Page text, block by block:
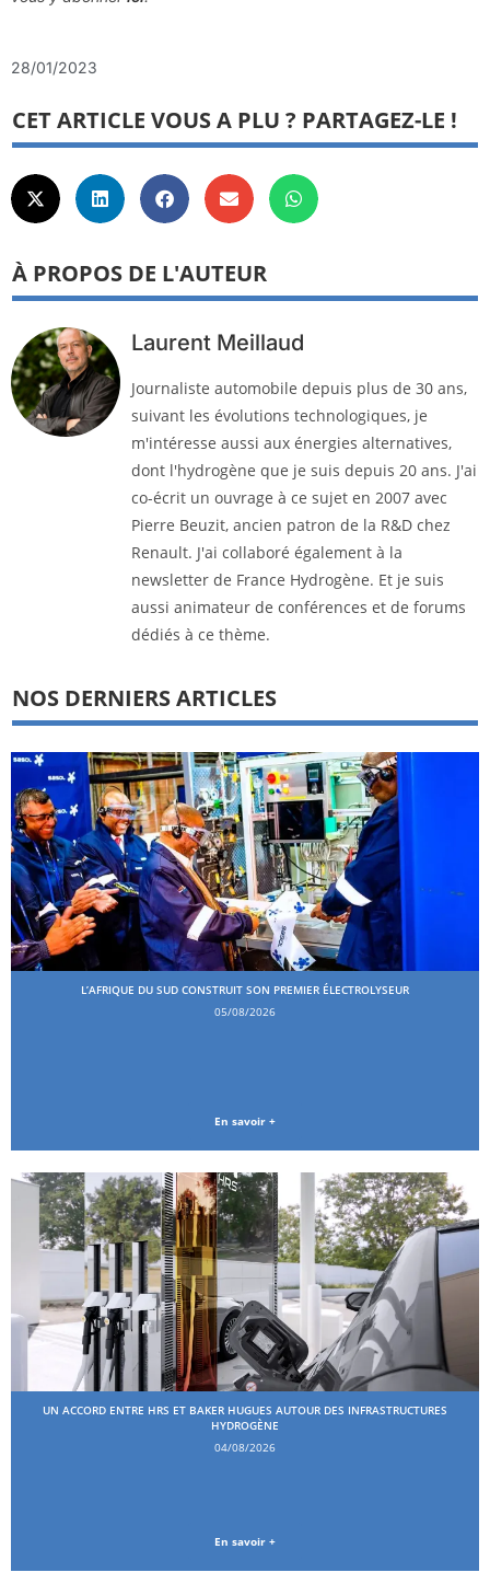
28/01/2023
CET ARTICLE VOUS A PLU ? PARTAGEZ-LE !
À PROPOS DE L'AUTEUR
Laurent Meillaud
Journaliste automobile depuis plus de 30 ans,
suivant les évolutions technologiques, je
m'intéresse aussi aux énergies alternatives,
dont l'hydrogène que je suis depuis 20 ans. J'ai
co-écrit un ouvrage à ce sujet en 2007 avec
Pierre Beuzit, ancien patron de la R&D chez
Renault. J'ai collaboré également à la
newsletter de France Hydrogène. Et je suis
aussi animateur de conférences et de forums
dédiés à ce thème.
NOS DERNIERS ARTICLES
L’AFRIQUE DU SUD CONSTRUIT SON PREMIER ÉLECTROLYSEUR
05/08/2026
En savoir +
UN ACCORD ENTRE HRS ET BAKER HUGUES AUTOUR DES INFRASTRUCTURES
HYDROGÈNE
04/08/2026
En savoir +